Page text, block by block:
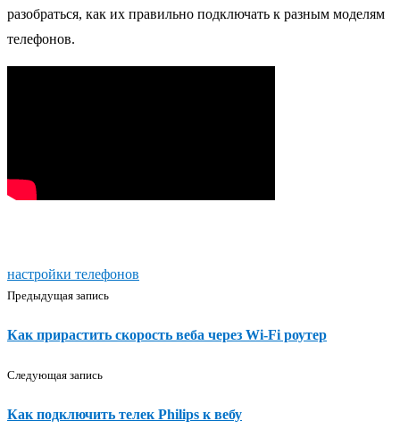
разобраться, как их правильно подключать к разным моделям
телефонов.
настройки телефонов
Предыдущая запись
Как прирастить скорость веба через Wi-Fi роутер
Следующая запись
Как подключить телек Philips к вебу